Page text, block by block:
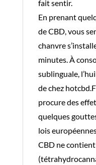
fait sentir.
En prenant
de CBD, vous
chanvre
minutes. À
sublinguale,
de chez
procure des
quelques
lois
CBD ne